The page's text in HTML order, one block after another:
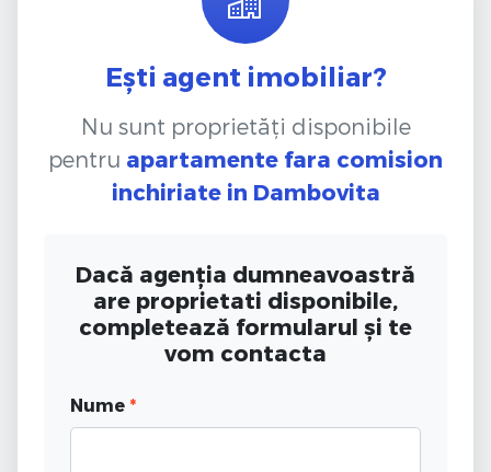
Ești agent imobiliar?
Nu sunt proprietăți disponibile
pentru apartamente fara comision
inchiriate in Dambovita
Dacă agenția dumneavoastră
are proprietati disponibile,
completează formularul și te
vom contacta
Nume *